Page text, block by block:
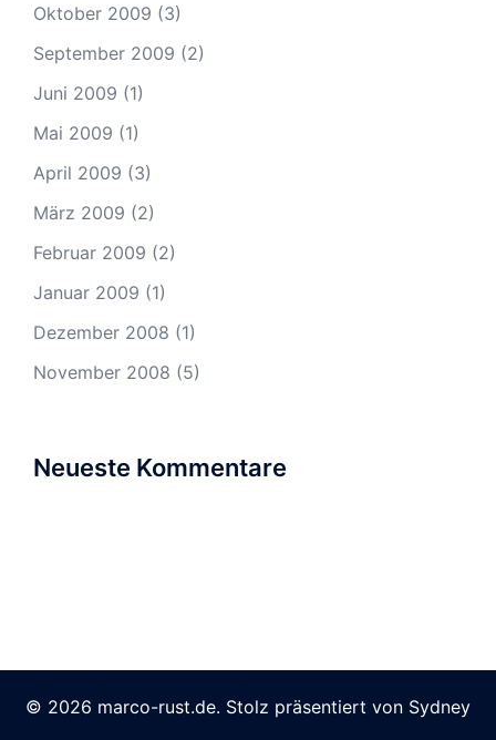
Oktober 2009 (3)
September 2009 (2)
Juni 2009 (1)
Mai 2009 (1)
April 2009 (3)
März 2009 (2)
Februar 2009 (2)
Januar 2009 (1)
Dezember 2008 (1)
November 2008 (5)
Neueste Kommentare
© 2026 marco-rust.de. Stolz präsentiert von Sydney